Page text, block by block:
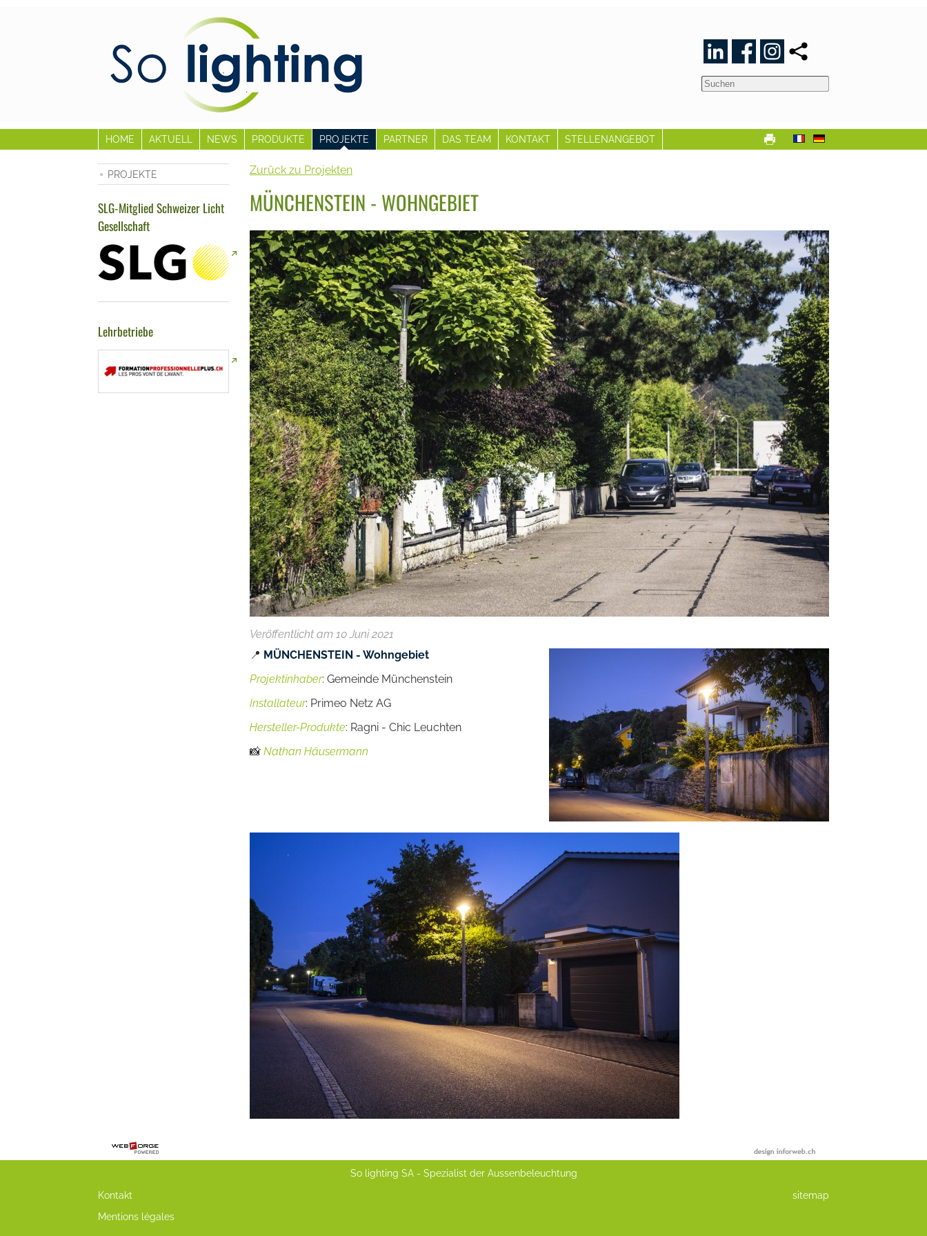
HOME AKTUELL NEWS PRODUKTE PROJEKTE PARTNER DAS TEAM KONTAKT STELLENANGEBOT
PROJEKTE
SLG-Mitglied Schweizer Licht
Gesellschaft
Lehrbetriebe
Zurück zu Projekten
MÜNCHENSTEIN - WOHNGEBIET
Veröffentlicht am 10 Juni 2021
📍 MÜNCHENSTEIN - Wohngebiet
Projektinhaber: Gemeinde Münchenstein
Installateur: Primeo Netz AG
Hersteller-Produkte: Ragni - Chic Leuchten
📸 Nathan Häusermann
So lighting SA - Spezialist der Aussenbeleuchtung
Kontakt
Mentions légales
sitemap